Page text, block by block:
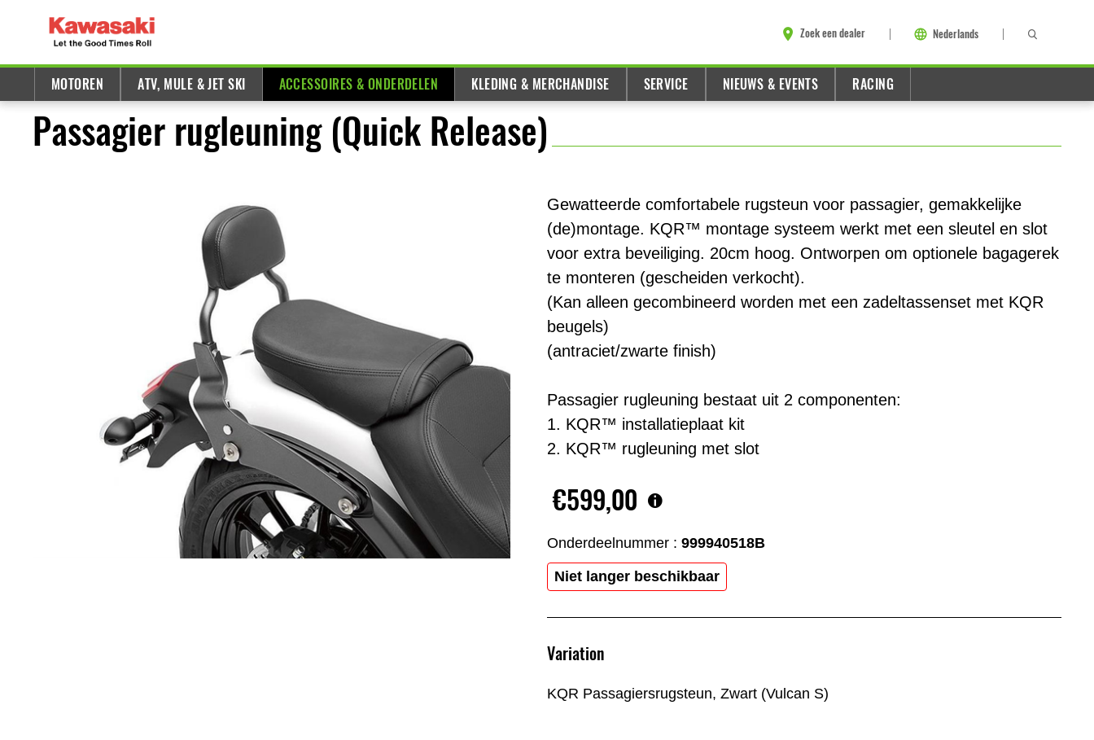
Zoek een dealer Nederlands
MOTOREN ATV, MULE & JET SKI ACCESSOIRES & ONDERDELEN KLEDING & MERCHANDISE SERVICE NIEUWS & EVENTS RACING
Passagier rugleuning (Quick Release)
Gewatteerde comfortabele rugsteun voor passagier, gemakkelijke
(de)montage. KQR™ montage systeem werkt met een sleutel en slot
voor extra beveiliging. 20cm hoog. Ontworpen om optionele bagagerek
te monteren (gescheiden verkocht).
(Kan alleen gecombineerd worden met een zadeltassenset met KQR
beugels)
(antraciet/zwarte finish)
Passagier rugleuning bestaat uit 2 componenten:
1. KQR™ installatieplaat kit
2. KQR™ rugleuning met slot
€599,00
Onderdeelnummer : 999940518B
Niet langer beschikbaar
Variation
KQR Passagiersrugsteun, Zwart (Vulcan S)